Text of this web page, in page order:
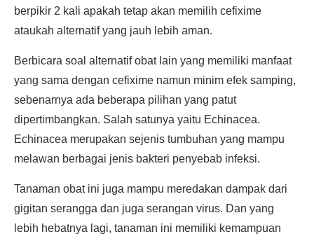
berpikir 2 kali apakah tetap akan memilih cefixime
ataukah alternatif yang jauh lebih aman.
Berbicara soal alternatif obat lain yang memiliki manfaat
yang sama dengan cefixime namun minim efek samping,
sebenarnya ada beberapa pilihan yang patut
dipertimbangkan. Salah satunya yaitu Echinacea.
Echinacea merupakan sejenis tumbuhan yang mampu
melawan berbagai jenis bakteri penyebab infeksi.
Tanaman obat ini juga mampu meredakan dampak dari
gigitan serangga dan juga serangan virus. Dan yang
lebih hebatnya lagi, tanaman ini memiliki kemampuan